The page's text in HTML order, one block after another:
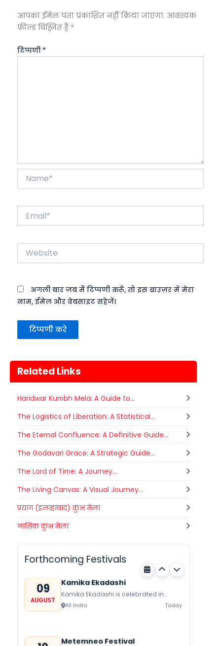
आपका ईमेल पता प्रकाशित नहीं किया जाएगा. आवश्यक
फ़ील्ड चिह्नित हैं *
टिप्पणी *
Website
अगली बार जब मैं टिप्पणी करूँ, तो इस ब्राउज़र में मेरा
नाम, ईमेल और वेबसाइट सहेजें।
Related Links
Haridwar Kumbh Mela: A Guide to...
The Logistics of Liberation: A Statistical...
The Eternal Confluence: A Definitive Guide...
The Godavari Grace: A Strategic Guide...
The Lord of Time: A Journey...
The Living Canvas: A Visual Journey...
प्रयाग (इलाहाबाद) कुंभ मेला
नासिक कुंभ मेला
Forthcoming Festivals
09 Gogamedi Fair
on August/September and its a major
honor Gogaji...
09
AUGUST
Kamika Ekadashi
Kamika Ekadashi is celebrated in
worship of Lord Vishnu with prayers
fasting and offerings by the Hindus
All India Today
Metemneo Festival